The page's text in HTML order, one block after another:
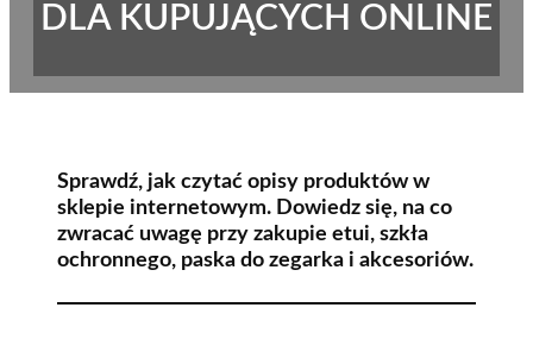
DLA KUPUJĄCYCH ONLINE
Sprawdź, jak czytać opisy produktów w
sklepie internetowym. Dowiedz się, na co
zwracać uwagę przy zakupie etui, szkła
ochronnego, paska do zegarka i akcesoriów.